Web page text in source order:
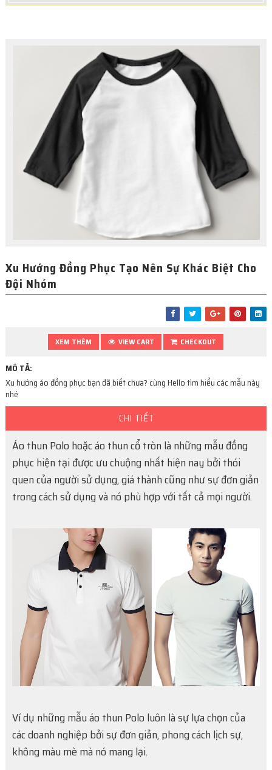
Xu Hướng Đồng Phục Tạo Nên Sự Khác Biệt Cho
Đội Nhóm
XEM THÊM VIEW CART CHECKOUT
MÔ TẢ:
Xu hướng áo đồng phục bạn đã biết chưa? cùng Hello tìm hiểu các mẫu này
nhé
CHI TIẾT
Áo thun Polo hoặc áo thun cổ tròn là những mẫu đồng
phục hiện tại được ưu chuộng nhất hiện nay bởi thói
quen của người sử dụng, giá thành cũng như sự đơn giản
trong cách sử dụng và nó phù hợp với tất cả mọi người.
Ví dụ những mẫu áo thun Polo luôn là sự lựa chọn của
các doanh nghiệp bởi sự đơn giản, phong cách lịch sự,
không màu mè mà nó mang lại.